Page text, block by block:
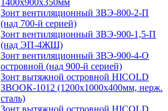
1400х900х350мм
Зонт вентиляционный ЗВЭ-800-2-П
(над 700-й серией)
Зонт вентиляционный ЗВЭ-900-1,5-П
(над ЭП-4ЖШ)
Зонт вентиляционный ЗВЭ-900-4-О
островной (над 900-й серией)
Зонт вытяжной островной HICOLD
ЗВООК-1012 (1200х1000х400мм, нерж.
сталь)
Зонт вытяжной островной HICOLD